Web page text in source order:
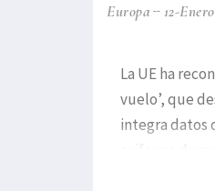
Europa 12-
La UE ha
vuelo’, que
integra datos
avifauna